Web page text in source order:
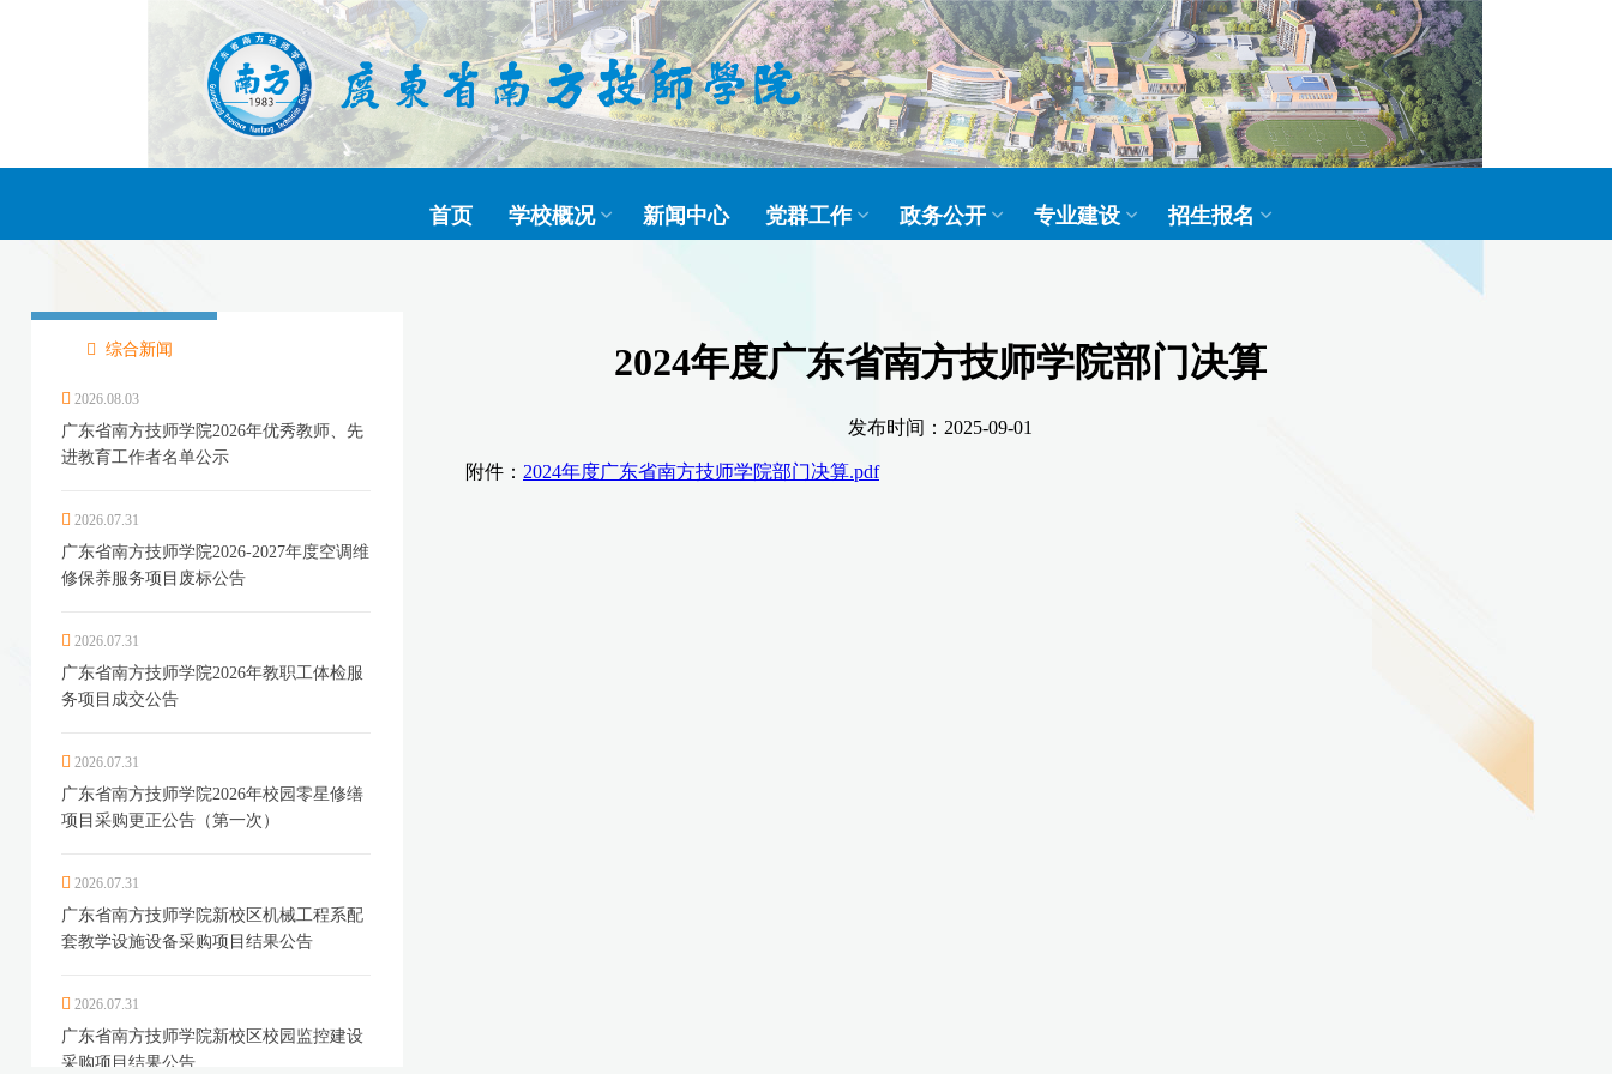
首页 学校概况 新闻中心 党群工作 政务公开 专业建设 招生报名
综合新闻
2026.08.03
广东省南方技师学院2026年优秀教师、先
进教育工作者名单公示
2026.07.31
广东省南方技师学院2026-2027年度空调维
修保养服务项目废标公告
2026.07.31
广东省南方技师学院2026年教职工体检服
务项目成交公告
2026.07.31
广东省南方技师学院2026年校园零星修缮
项目采购更正公告（第一次）
2026.07.31
广东省南方技师学院新校区机械工程系配
套教学设施设备采购项目结果公告
2026.07.31
广东省南方技师学院新校区校园监控建设
采购项目结果公告